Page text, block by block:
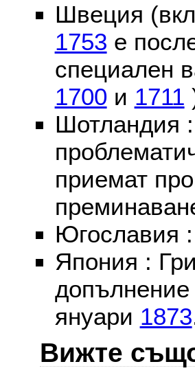
Швеция
1753 е
специален
1700 и 1711
Шотландия
приемат
Югославия
Япония :
януари 1873
Вижте